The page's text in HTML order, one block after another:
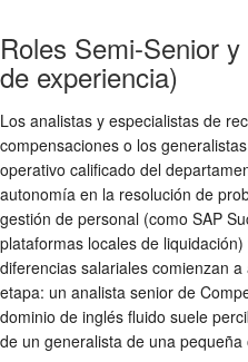
Roles Semi-Senior
de experiencia)
Los analistas y especialistas de
compensaciones o los
operativo calificado del
autonomía en la resolución de
gestión de personal (como SAP
plataformas locales de
diferencias salariales comienzan
etapa: un analista senior de
dominio de inglés fluido suele
de un generalista de una